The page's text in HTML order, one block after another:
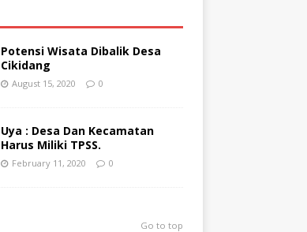
Potensi Wisata Dibalik Desa
Cikidang
August 15, 2020 0
Uya : Desa Dan Kecamatan
Harus Miliki TPSS.
February 11, 2020 0
Go to top